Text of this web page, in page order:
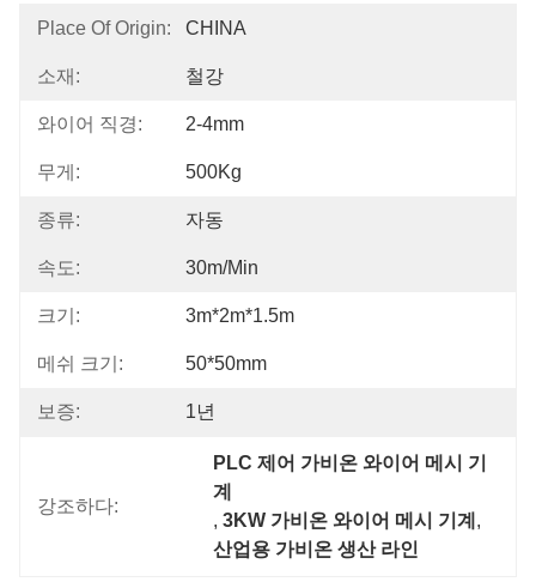
Place Of Origin: CHINA
소재: 철강
와이어 직경: 2-4mm
무게: 500Kg
종류: 자동
속도: 30m/min
크기: 3m*2m*1.5m
메쉬 크기: 50*50mm
보증: 1년
강조하다:
PLC 제어 가비온 와이어 메시 기
계
, 3KW 가비온 와이어 메시 기계 ,
산업용 가비온 생산 라인